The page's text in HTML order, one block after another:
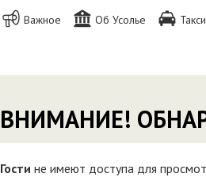
Важное Об Усолье Такси
ВНИМАНИЕ!
Гости не имеют доступа для